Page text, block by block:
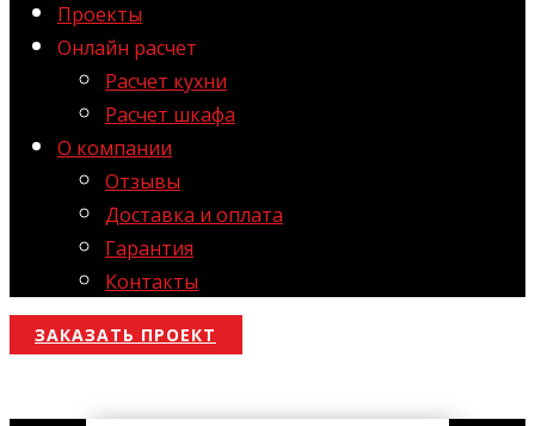
Проекты
Онлайн расчет
Расчет кухни
Расчет шкафа
О компании
Отзывы
Доставка и оплата
Гарантия
Контакты
ЗАКАЗАТЬ ПРОЕКТ